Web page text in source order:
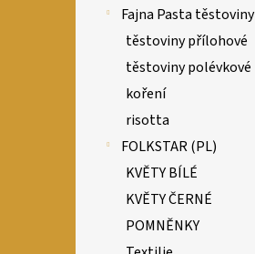
Fajna Pasta těstoviny
těstoviny přílohové
těstoviny polévkové
koření
risotta
FOLKSTAR (PL)
KVĚTY BÍLÉ
KVĚTY ČERNÉ
POMNĚNKY